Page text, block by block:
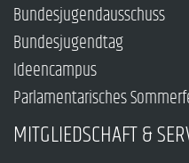
Bundesjugendausschuss
Bundesjugendtag
Ideencampus
Parlamentarisches
MITGLIEDSCHAFT &